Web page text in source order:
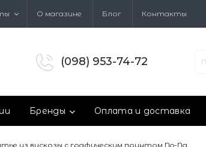
О магазине Блог Контакты
(098) 953-74-72
Бренды Оплата и доставка
из вискозы с графическим принтом No-Na